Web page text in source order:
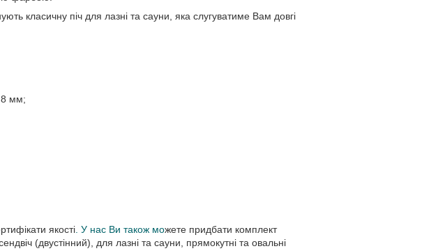
класичну піч для лазні та сауни, яка слугуватиме Вам довгі
8 мм;
якості. У нас Ви також можете придбати комплект
(двустінний), для лазні та сауни, прямокутні та овальні